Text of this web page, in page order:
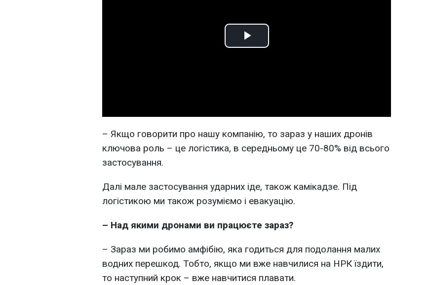
Play
– Якщо говорити про нашу компанію, то зараз у наших дронів
ключова роль – це логістика, в середньому це 70-80% від всього
застосування.
Далі мале застосування ударних іде, також камікадзе. Під
логістикою ми також розуміємо і евакуацію.
– Над якими дронами ви працюєте зараз?
– Зараз ми робимо амфібію, яка годиться для подолання малих
водних перешкод. Тобто, якщо ми вже навчилися на НРК їздити,
то наступний крок – вже навчитися плавати.